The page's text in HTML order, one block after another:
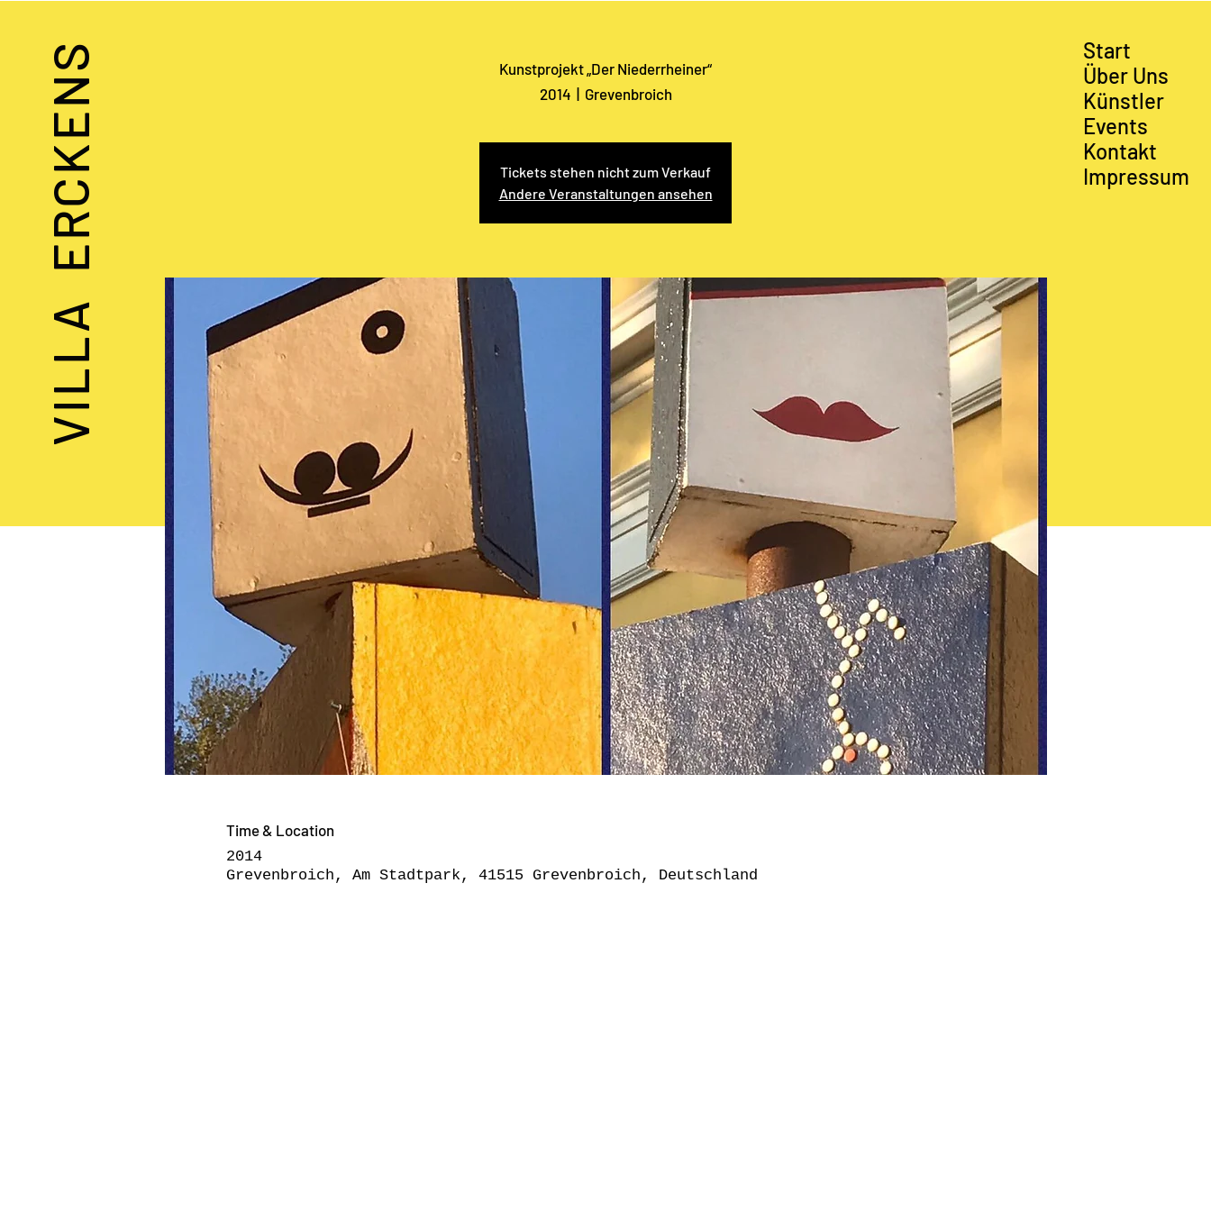
VILLA ERCKENS
Start
Über Uns
Künstler
Events
Kontakt
Impressum
Kunstprojekt „Der Niederrheiner“
2014
  |
Grevenbroich
Tickets stehen nicht zum Verkauf
Andere Veranstaltungen ansehen
Time & Location
2014
Grevenbroich, Am Stadtpark, 41515 Grevenbroich, Deutschland